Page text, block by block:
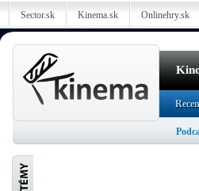
Sector.sk Kinema.sk Onlinehry.sk